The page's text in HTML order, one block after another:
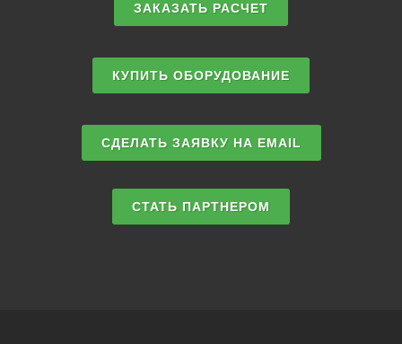
ЗАКАЗАТЬ РАСЧЕТ
КУПИТЬ ОБОРУДОВАНИЕ
СДЕЛАТЬ ЗАЯВКУ НА EMAIL
СТАТЬ ПАРТНЕРОМ